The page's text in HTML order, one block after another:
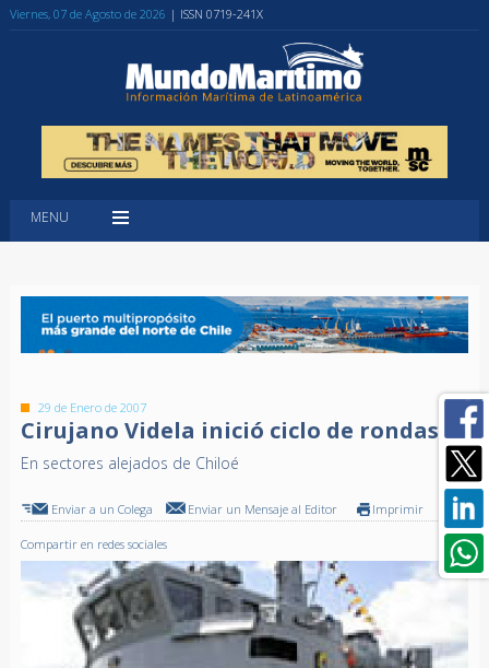
Viernes, 07 de Agosto de 2026 | ISSN 0719-241X
MENU
29 de Enero de 2007
Cirujano Videla inició ciclo de rondas
En sectores alejados de Chiloé
Enviar a un Colega Enviar un Mensaje al Editor Imprimir
Compartir en redes sociales